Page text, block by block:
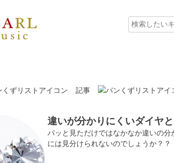
記事
違いが分かりにくいダイヤ
パッと見ただけではなかなか違いの
には見分けられないのでしょうか？？